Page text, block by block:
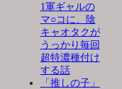
1軍ギャルの
マ○コに、陰
キャオタクが
うっかり毎回
超特濃種付け
する話
「推しの子」